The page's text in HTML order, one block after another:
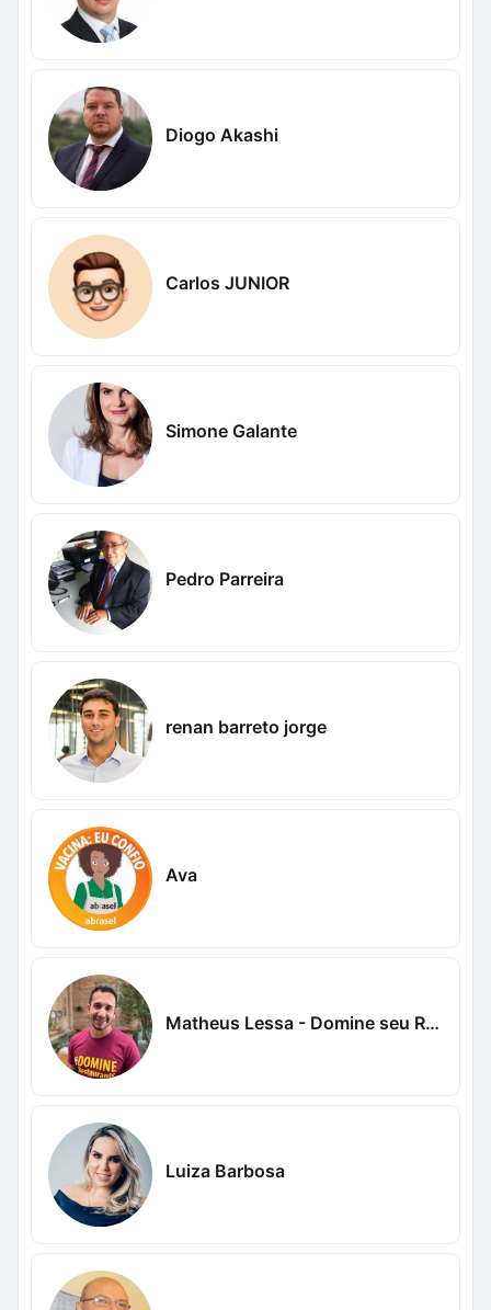
Diogo Akashi
Carlos JUNIOR
Simone Galante
Pedro Parreira
renan barreto jorge
Ava
Matheus Lessa - Domine seu Restaurante
Luiza Barbosa